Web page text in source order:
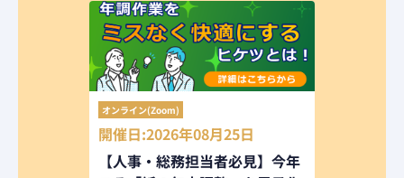
オンライン(Zoom)
開催日:2026年08月25日
【人事・総務担当者必見】今年